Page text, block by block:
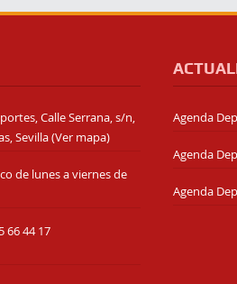
Calle Serrana, s/n,
Sevilla (Ver mapa)
de lunes a viernes de
66 44 17
Agenda
Agenda
Agenda